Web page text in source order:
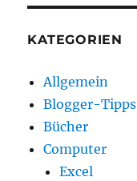
KATEGORIEN
Allgemein
Blogger-Tipps
Bücher
Computer
Excel